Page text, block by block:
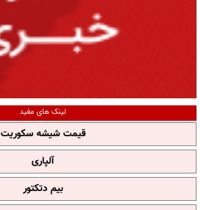
لینک های مفید
قیمت شیشه سکوریت
آلپاری
بیم دتکتور